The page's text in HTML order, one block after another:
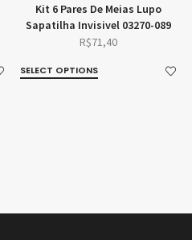
Kit 6 Pares De Meias Lupo
Sapatilha Invisivel 03270-089
R$71,40
SELECT OPTIONS